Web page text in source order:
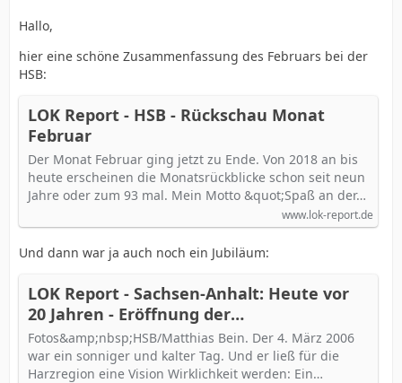
Hallo,
hier eine schöne Zusammenfassung des Februars bei der
HSB:
LOK Report - HSB - Rückschau Monat
Februar
Der Monat Februar ging jetzt zu Ende. Von 2018 an bis
heute erscheinen die Monatsrückblicke schon seit neun
Jahre oder zum 93 mal. Mein Motto &quot;Spaß an der…
www.lok-report.de
Und dann war ja auch noch ein Jubiläum:
LOK Report - Sachsen-Anhalt: Heute vor
20 Jahren - Eröffnung der
Streckenverlängerung nach Quedlinburg
Fotos&amp;nbsp;HSB/Matthias Bein. Der 4. März 2006
war ein sonniger und kalter Tag. Und er ließ für die
Harzregion eine Vision Wirklichkeit werden: Ein…